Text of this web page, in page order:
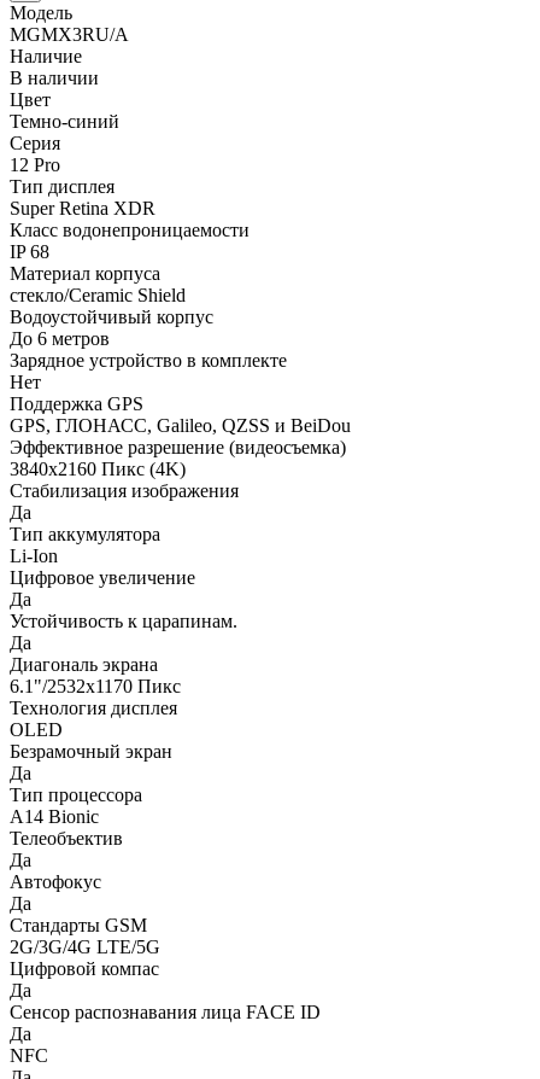
Модель
MGMX3RU/A
Наличие
В наличии
Цвет
Темно-синий
Серия
12 Pro
Тип дисплея
Super Retina XDR
Класс водонепроницаемости
IP 68
Материал корпуса
стекло/Ceramic Shield
Водоустойчивый корпус
До 6 метров
Зарядное устройство в комплекте
Нет
Поддержка GPS
GPS, ГЛОНАСС, Galileo, QZSS и BeiDou
Эффективное разрешение (видеосъемка)
3840x2160 Пикс (4K)
Стабилизация изображения
Да
Тип аккумулятора
Li-Ion
Цифровое увеличение
Да
Устойчивость к царапинам.
Да
Диагональ экрана
6.1"/2532x1170 Пикс
Технология дисплея
OLED
Безрамочный экран
Да
Тип процессора
A14 Bionic
Телеобъектив
Да
Автофокус
Да
Стандарты GSM
2G/3G/4G LTE/5G
Цифровой компас
Да
Сенсор распознавания лица FACE ID
Да
NFC